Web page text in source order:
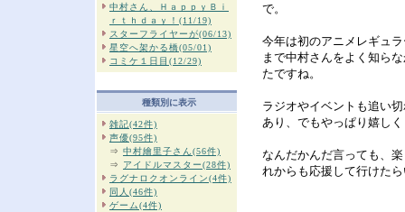
中村さん、ＨａｐｐｙＢｉ
ｒｔｈｄａｙ！(11/19)
スターフライヤーが(06/13)
星空へ架かる橋(05/01)
コミケ１日目(12/29)
種類別に表示
雑記(42件)
声優(95件)
⇒ 中村繪里子さん(56件)
⇒ アイドルマスター(28件)
ラグナロクオンライン(4件)
同人(46件)
ゲーム(4件)
で。
今年は初のアニメレギュ
まで中村さんをよく知ら
たですね。
ラジオやイベントも追い
あり、でもやっぱり嬉し
なんだかんだ言っても、
れからも応援して行けた